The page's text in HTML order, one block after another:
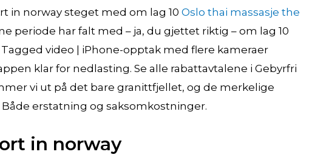
in norway steget med om lag 10 Oslo thai massasje the
periode har falt med – ja, du gjettet riktig – om lag 10
video | iPhone-opptak med flere kameraer
klar for nedlasting. Se alle rabattavtalene i Gebyrfri
vi ut på det bare granittfjellet, og de merkelige
erstatning og saksomkostninger.
in norway